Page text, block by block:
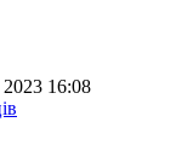
16:08